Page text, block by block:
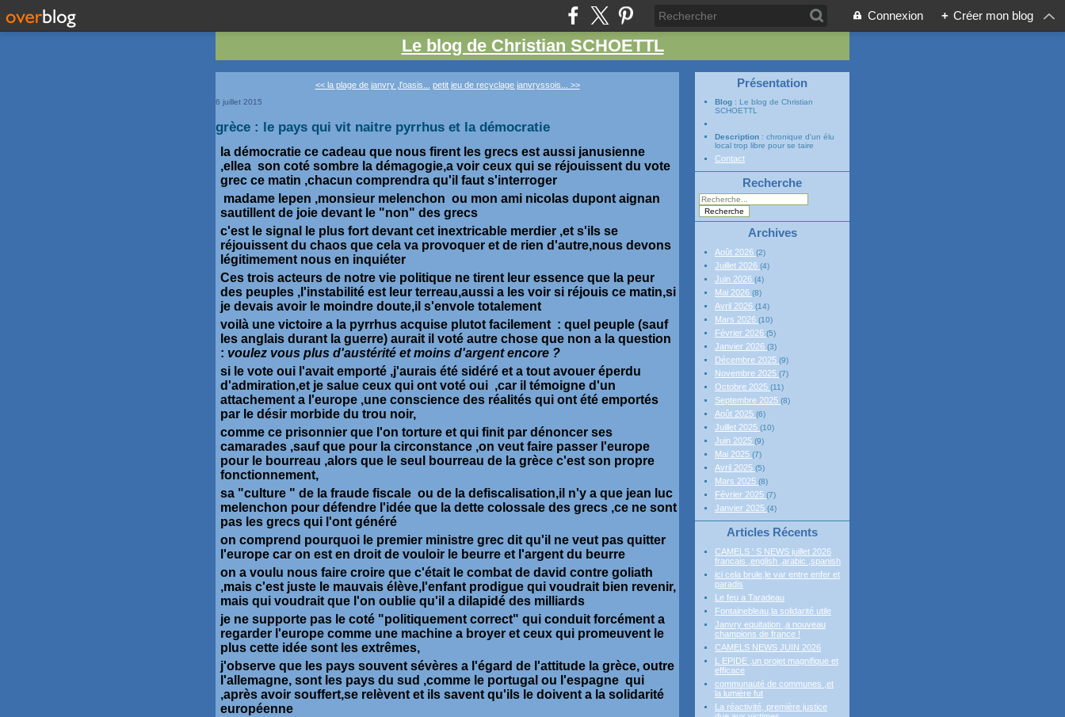
Connexion + Créer mon blog
Le blog de Christian SCHOETTL
<< la plage de janvry ,l'oasis... petit jeu de recyclage janvryssois... >>
6 juillet 2015
grèce : le pays qui vit naitre pyrrhus et la démocratie
la démocratie ce cadeau que nous firent les grecs est aussi janusienne
,ellea son coté sombre la démagogie,a voir ceux qui se réjouissent du vote
grec ce matin ,chacun comprendra qu'il faut s'interroger
madame lepen ,monsieur melenchon ou mon ami nicolas dupont aignan
sautillent de joie devant le "non" des grecs
c'est le signal le plus fort devant cet inextricable merdier ,et s'ils se
réjouissent du chaos que cela va provoquer et de rien d'autre,nous devons
légitimement nous en inquiéter
Ces trois acteurs de notre vie politique ne tirent leur essence que la peur
des peuples ,l'instabilité est leur terreau,aussi a les voir si réjouis ce matin,si
je devais avoir le moindre doute,il s'envole totalement
voilà une victoire a la pyrrhus acquise plutot facilement : quel peuple (sauf
les anglais durant la guerre) aurait il voté autre chose que non a la question
: voulez vous plus d'austérité et moins d'argent encore ?
si le vote oui l'avait emporté ,j'aurais été sidéré et a tout avouer éperdu
d'admiration,et je salue ceux qui ont voté oui ,car il témoigne d'un
attachement a l'europe ,une conscience des réalités qui ont été emportés
par le désir morbide du trou noir,
comme ce prisonnier que l'on torture et qui finit par dénoncer ses
camarades ,sauf que pour la circonstance ,on veut faire passer l'europe
pour le bourreau ,alors que le seul bourreau de la grèce c'est son propre
fonctionnement,
sa "culture " de la fraude fiscale ou de la defiscalisation,il n'y a que jean luc
melenchon pour défendre l'idée que la dette colossale des grecs ,ce ne sont
pas les grecs qui l'ont généré
on comprend pourquoi le premier ministre grec dit qu'il ne veut pas quitter
l'europe car on est en droit de vouloir le beurre et l'argent du beurre
on a voulu nous faire croire que c'était le combat de david contre goliath
,mais c'est juste le mauvais élève,l'enfant prodigue qui voudrait bien revenir,
mais qui voudrait que l'on oublie qu'il a dilapidé des milliards
je ne supporte pas le coté "politiquement correct" qui conduit forcément a
regarder l'europe comme une machine a broyer et ceux qui promeuvent le
plus cette idée sont les extrêmes,
j'observe que les pays souvent sévères a l'égard de l'attitude la grèce, outre
l'allemagne, sont les pays du sud ,comme le portugal ou l'espagne qui
,après avoir souffert,se relèvent et ils savent qu'ils le doivent a la solidarité
européenne
Présentation
Blog : Le blog de Christian
SCHOETTL
Description : chronique d'un élu
local trop libre pour se taire
Contact
Recherche
Archives
Août 2026 (2)
Juillet 2026 (4)
Juin 2026 (4)
Mai 2026 (8)
Avril 2026 (14)
Mars 2026 (10)
Février 2026 (5)
Janvier 2026 (3)
Décembre 2025 (9)
Novembre 2025 (7)
Octobre 2025 (11)
Septembre 2025 (8)
Août 2025 (6)
Juillet 2025 (10)
Juin 2025 (9)
Mai 2025 (7)
Avril 2025 (5)
Mars 2025 (8)
Février 2025 (7)
Janvier 2025 (4)
Articles Récents
CAMELS ' S NEWS juillet 2026
francais ,english ,arabic ,spanish
ici cela brule,le var entre enfer et
paradis
Le feu a Taradeau
Fontainebleau,la solidarité utile
Janvry equitation ,a nouveau
champions de france !
CAMELS NEWS JUIN 2026
L EPIDE ,un projet magnifique et
efficace
communauté de communes ,et
la lumière fut
La réactivité, première justice